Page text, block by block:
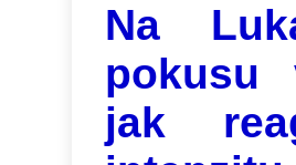
Na
pokusu
jak